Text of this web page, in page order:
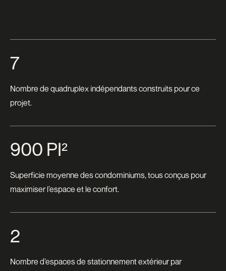
7
Nombre de quadruplex indépendants construits pour ce
projet.
900 PI²
Superficie moyenne des condominiums, tous conçus pour
maximiser l’espace et le confort.
2
Nombre d’espaces de stationnement extérieur par